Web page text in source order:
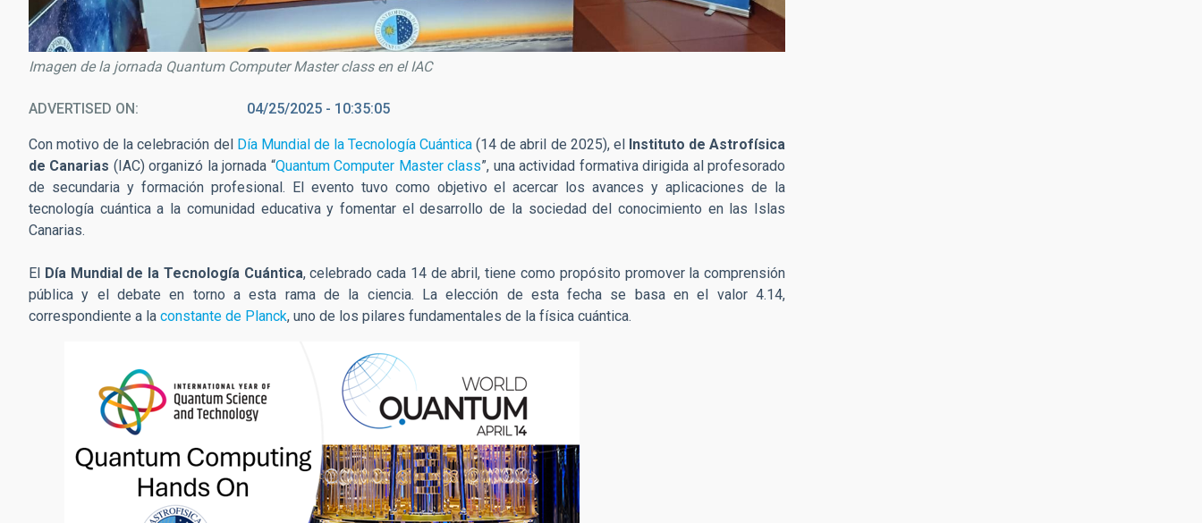
Imagen de la jornada Quantum Computer Master class en el IAC
ADVERTISED ON 04/25/2025 - 10:35:05
Con motivo de la celebración del Día Mundial de la Tecnología Cuántica (14 de abril de 2025), el
Instituto de Astrofísica
de Canarias (IAC) organizó la jornada “Quantum Computer Master class”, una actividad formativa dirigida al profesorado
de secundaria y formación profesional. El evento tuvo como objetivo el acercar los avances y aplicaciones de la
tecnología cuántica a la comunidad educativa y fomentar el desarrollo de la sociedad del conocimiento en las Islas
Canarias.
El Día Mundial de la Tecnología Cuántica, celebrado cada 14 de abril, tiene como propósito promover la comprensión
pública y el debate en torno a esta rama de la ciencia. La elección de esta fecha se basa en el valor 4.14,
correspondiente a la constante de Planck, uno de los pilares fundamentales de la física cuántica.